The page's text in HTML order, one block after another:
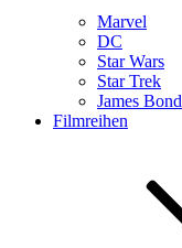
Marvel
DC
Star Wars
Star Trek
James Bond
Filmreihen